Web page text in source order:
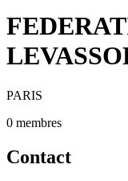
PARIS
0 membres
Contact